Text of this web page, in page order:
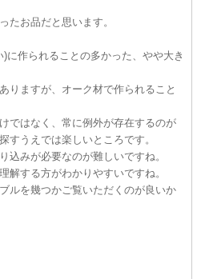
たお品だと思います。
に作られることの多かった、やや大き
りますが、オーク材で作られること
ではなく、常に例外が存在するのが
すうえでは楽しいところです。
みが必要なのが難しいですね。
する方がわかりやすいですね。
ルを幾つかご覧いただくのが良いか